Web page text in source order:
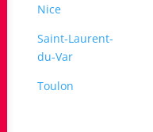
Nice
Saint-Laurent-
du-Var
Toulon